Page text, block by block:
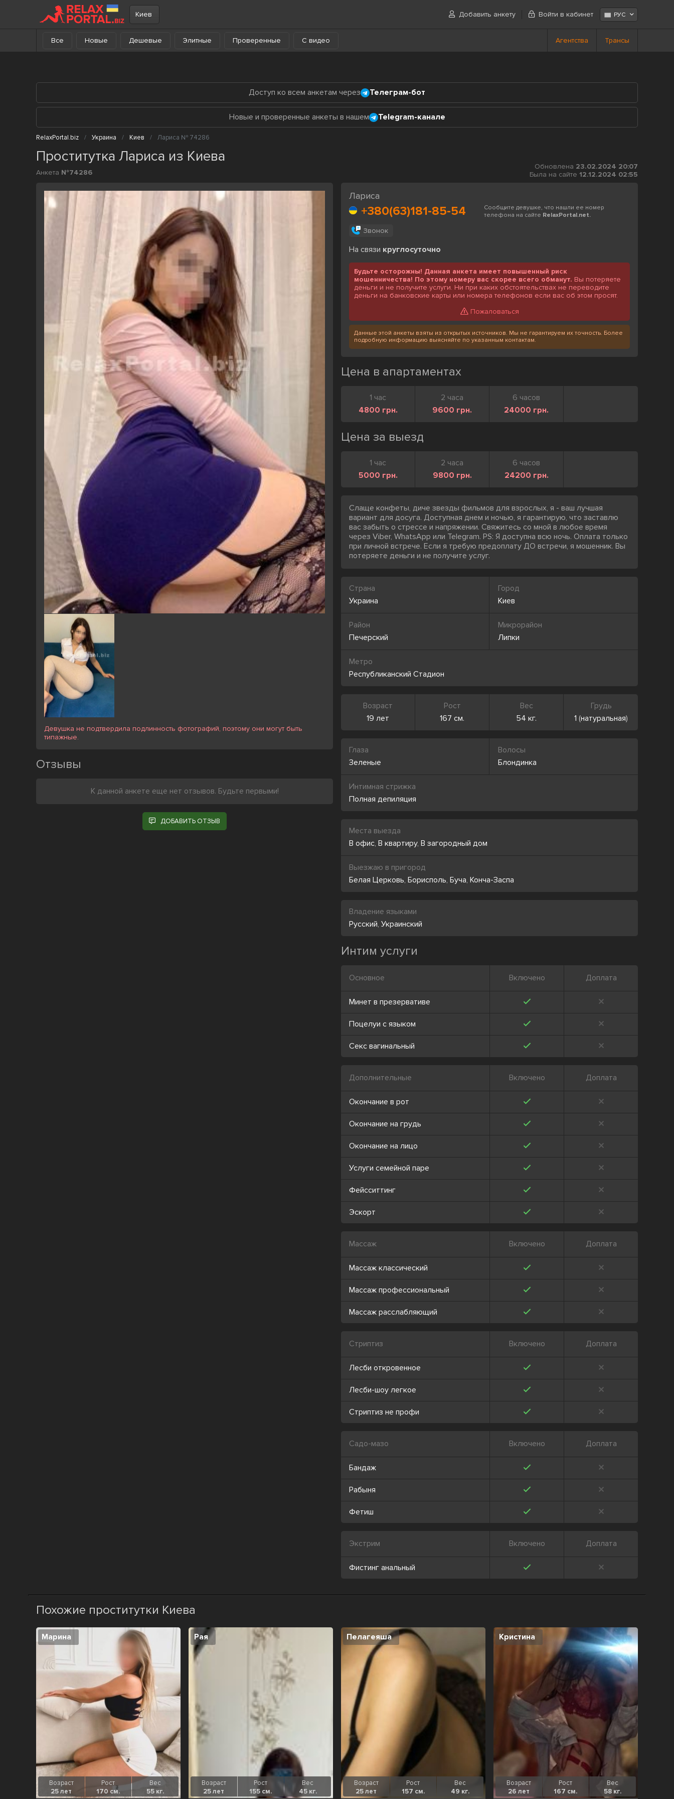
Киев Добавить анкету Войти в кабинет РУС
Все Новые Дешевые Элитные Проверенные С видео Агентства Трансы
Доступ ко всем анкетам через Телеграм-бот
Новые и проверенные анкеты в нашем Telegram-канале
RelaxPortal.biz Украина Киев Лариса № 74286
Проститутка Лариса из Киева
Анкета №74286
Обновлена 23.02.2024 20:07
Была на сайте 12.12.2024 02:55
Лариса
+380(63)181-85-54
Сообщите девушке, что нашли ее номер
телефона на сайте RelaxPortal.net.
Звонок
На связи круглосуточно
Будьте осторожны! Данная анкета имеет повышенный риск
мошенничества! По этому номеру вас скорее всего обманут. Вы потеряете
деньги и не получите услуги. Ни при каких обстоятельствах не переводите
деньги на банковские карты или номера телефонов если вас об этом просят.
Пожаловаться
Данные этой анкеты взяты из открытых источников. Мы не гарантируем их точность. Более
подробную информацию выясняйте по указанным контактам.
Девушка не подтвердила подлинность фотографий, поэтому они могут быть
типажные.
Цена в апартаментах
1 час
4800 грн.
2 часа
9600 грн.
6 часов
24000 грн.
Цена за выезд
1 час
5000 грн.
2 часа
9800 грн.
6 часов
24200 грн.
Слаще конфеты, диче звезды фильмов для взрослых, я - ваш лучшая
вариант для досуга. Доступная днем и ночью, я гарантирую, что заставлю
вас забыть о стрессе и напряжении. Свяжитесь со мной в любое время
через Viber, WhatsApp или Telegram. PS: Я доступна всю ночь. Оплата только
при личной встрече. Если я требую предоплату ДО встречи, я мошенник. Вы
потеряете деньги и не получите услуг.
Страна
Украина
Город
Киев
Район
Печерский
Микрорайон
Липки
Метро
Республиканский Стадион
Возраст
19 лет
Рост
167 см.
Вес
54 кг.
Грудь
1 (натуральная)
Глаза
Зеленые
Волосы
Блондинка
Интимная стрижка
Полная депиляция
Места выезда
В офис, В квартиру, В загородный дом
Выезжаю в пригород
Белая Церковь, Борисполь, Буча, Конча-Заспа
Владение языками
Русский, Украинский
Интим услуги
Основное Включено Доплата
Минет в презервативе
Поцелуи с языком
Секс вагинальный
Дополнительные Включено Доплата
Окончание в рот
Окончание на грудь
Окончание на лицо
Услуги семейной паре
Фейсситтинг
Эскорт
Массаж Включено Доплата
Массаж классический
Массаж профессиональный
Массаж расслабляющий
Стриптиз Включено Доплата
Лесби откровенное
Лесби-шоу легкое
Стриптиз не профи
Садо-мазо Включено Доплата
Бандаж
Рабыня
Фетиш
Экстрим Включено Доплата
Фистинг анальный
Отзывы
К данной анкете еще нет отзывов. Будьте первыми!
ДОБАВИТЬ ОТЗЫВ
Похожие проститутки Киева
Марина
Возраст
25 лет
Рост
170 см.
Вес
55 кг.
Рая
Возраст
25 лет
Рост
155 см.
Вес
45 кг.
Пелагеяша
Возраст
25 лет
Рост
157 см.
Вес
49 кг.
Кристина
Возраст
26 лет
Рост
167 см.
Вес
58 кг.